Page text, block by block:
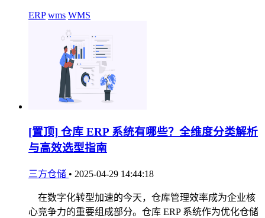
ERP wms WMS
[置顶] 仓库 ERP 系统有哪些？全维度分类解析
与高效选型指南
三方仓储 • 2025-04-29 14:44:18
在数字化转型加速的今天，仓库管理效率成为企业核
心竞争力的重要组成部分。仓库 ERP 系统作为优化仓储